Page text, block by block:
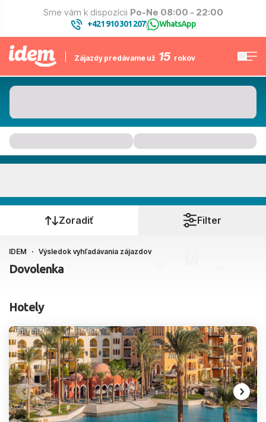
Sme vám k dispozícii Po-Ne 08:00 - 22:00
+421 910 301 207| WhatsApp
Zájazdy predávame už 15 rokov
Kedy cestujete?
Bratislava, Košice, Piešťany, Poprad
Zoradiť Filter
IDEM Výsledok vyhľadávania zájazdov
Dovolenka
Hotely